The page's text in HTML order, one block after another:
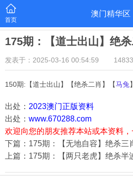
首页
澳门精华区
175期：【道士出山】绝
发表于：2025-03-16 00:54:59
150期:【道士出山】【绝杀二肖】【马兔
出处： 2023澳门正版资料
出处： www.670288.com
欢迎向您的朋友推荐本站或本资料，
下篇：175期：【无地自容】绝杀三
上篇：175期：【两只老虎】绝杀半